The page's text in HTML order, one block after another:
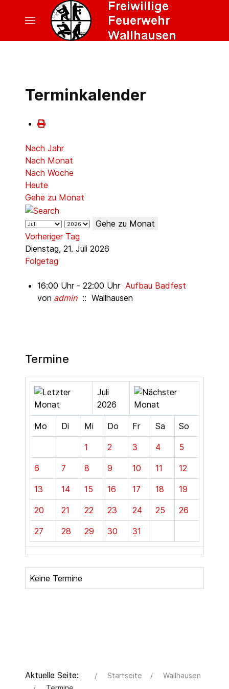
Terminkalender
Nach Jahr
Nach Monat
Nach Woche
Heute
Gehe zu Monat
Gehe zu Monat
Vorheriger Tag
Dienstag, 21. Juli 2026
Folgetag
16:00 Uhr - 22:00 Uhr Aufbau Badfest
von admin:: Wallhausen
Termine
Juli
2026
Mo Di Mi Do Fr Sa So
1 2 3 4 5
6 7 8 9 10 11 12
13 14 15 16 17 18 19
20 21 22 23 24 25 26
27 28 29 30 31
Keine Termine
Aktuelle Seite: Startseite
Wallhausen